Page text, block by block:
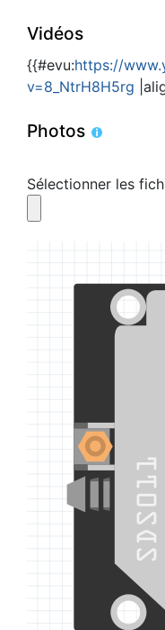
Vidéos
{{#evu:https://
v=8_NtrH8H5rg
Photos
Sélectionner les